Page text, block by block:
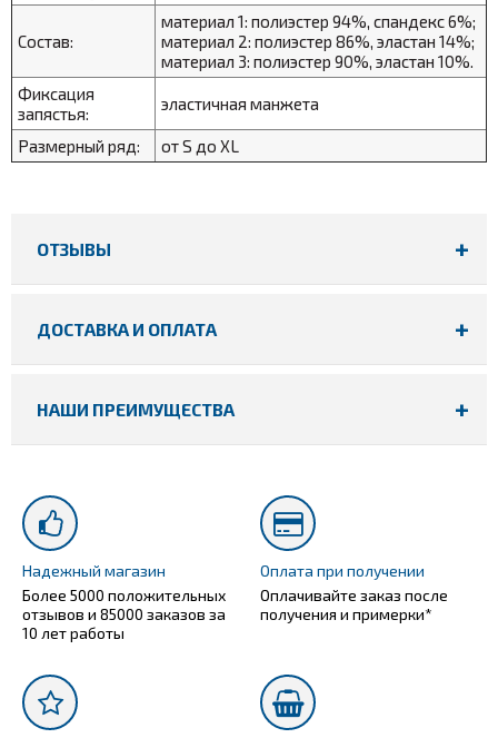
Состав:
материал 1: полиэстер 94%, спандекс 6%;
материал 2: полиэстер 86%, эластан 14%;
материал 3: полиэстер 90%, эластан 10%.
Фиксация
запястья:
эластичная манжета
Размерный ряд: от S до XL
ОТЗЫВЫ
ДОСТАВКА И ОПЛАТА
НАШИ ПРЕИМУЩЕСТВА
Надежный магазин
Более 5000 положительных
отзывов и 85000 заказов за
10 лет работы
Оплата при получении
Оплачивайте заказ после
получения и примерки*